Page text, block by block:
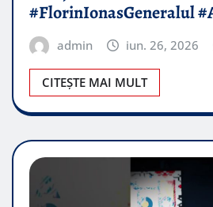
#FlorinIonasGeneralul
admin iun. 26, 2026
CITEȘTE MAI MULT